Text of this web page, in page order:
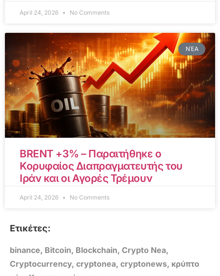
April 24, 2026 No Comments
ΝΈΑ
BRENT +3% – Παραιτήθηκε ο
Κορυφαίος Διαπραγματευτής του
Ιράν και οι Αγορές Τρέμουν
April 24, 2026 No Comments
Ετικέτες:
binance, Bitcoin, Blockchain, Crypto Nea,
Cryptocurrency, cryptonea, cryptonews, κρύπτο